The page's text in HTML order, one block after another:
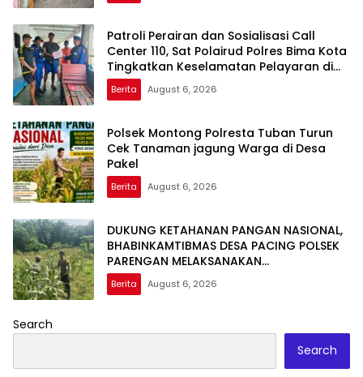
Patroli Perairan dan Sosialisasi Call
Center 110, Sat Polairud Polres Bima Kota
Tingkatkan Keselamatan Pelayaran di
Teluk Bima
Berita August 6, 2026
Polsek Montong Polresta Tuban Turun
Cek Tanaman jagung Warga di Desa
Pakel
Berita August 6, 2026
DUKUNG KETAHANAN PANGAN NASIONAL,
BHABINKAMTIBMAS DESA PACING POLSEK
PARENGAN MELAKSANAKAN
PENDAMPINGAN PETANI JAGUNG DI DESA
PACING KEC. PARENGAN.
Berita August 6, 2026
Search
Search